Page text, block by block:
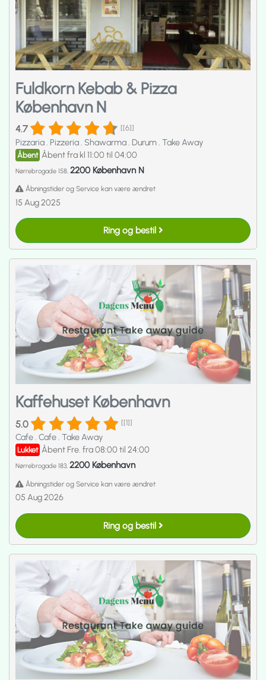
Fuldkorn Kebab & Pizza
København N
4.7 [[6]]
Pizzaria. Pizzeria. Shawarma. Durum. Take Away
Åbent Åbent fra kl 11:00 til 04:00
Nørrebrogade 158, 2200 København N
Åbningstider og Service kan være ændret
15 Aug 2025
Ring og bestil
Kaffehuset København
5.0 [[1]]
Cafe. Cafe. Take Away
Lukket Åbent Fre. fra 08:00 til 24:00
Nørrebrogade 183, 2200 København
Åbningstider og Service kan være ændret
05 Aug 2026
Ring og bestil